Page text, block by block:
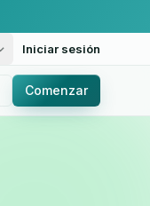
Iniciar sesión
Comenzar